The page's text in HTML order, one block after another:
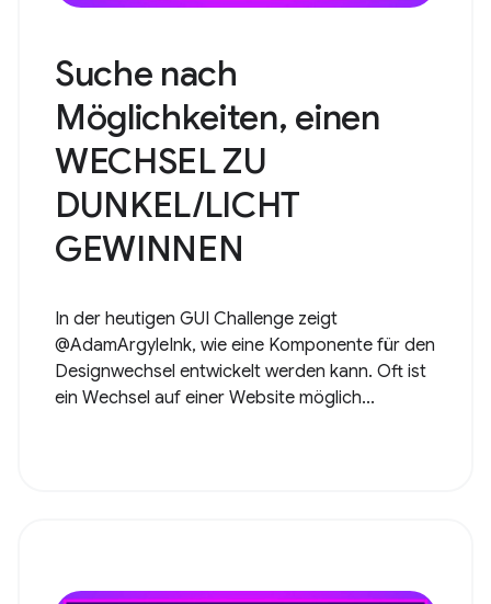
Suche nach
Möglichkeiten, einen
WECHSEL ZU
DUNKEL/LICHT
GEWINNEN
In der heutigen GUI Challenge zeigt
@AdamArgyleInk, wie eine Komponente für den
Designwechsel entwickelt werden kann. Oft ist
ein Wechsel auf einer Website möglich...